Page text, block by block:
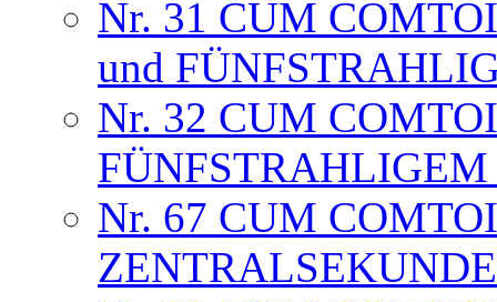
Nr. 31 CUM
und
Nr. 32 CUM
FÜNFSTRAHLIGEM
Nr. 67 CUM
ZENTRALSEKUNDE